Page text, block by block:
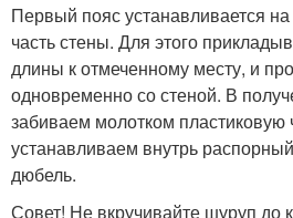
Первый пояс устанавливается
часть стены. Для этого
длины к отмеченному месту, и
одновременно со стеной. В
забиваем молотком пластиковую
устанавливаем внутрь
дюбель.
Совет! Не вкручивайте шуруп до